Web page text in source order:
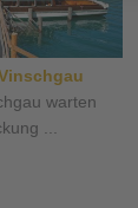
warten
...